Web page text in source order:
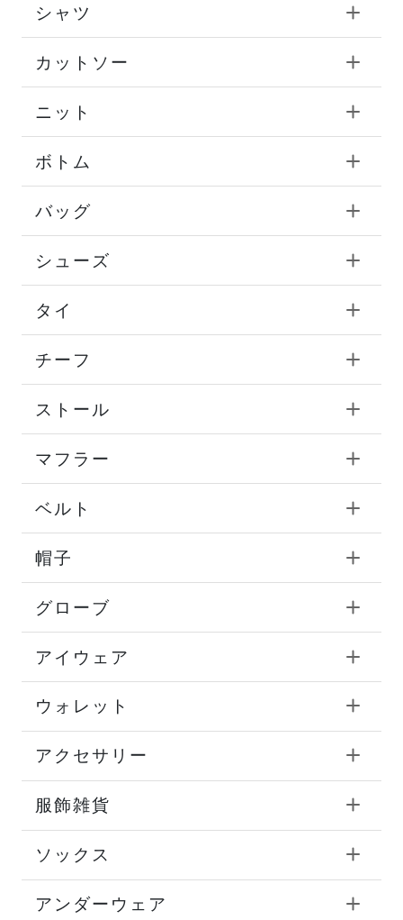
シャツ
カットソー
ニット
ボトム
バッグ
シューズ
タイ
チーフ
ストール
マフラー
ベルト
帽子
グローブ
アイウェア
ウォレット
アクセサリー
服飾雑貨
ソックス
アンダーウェア